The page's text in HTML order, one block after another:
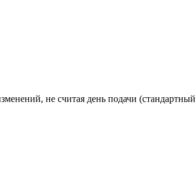
не считая день подачи